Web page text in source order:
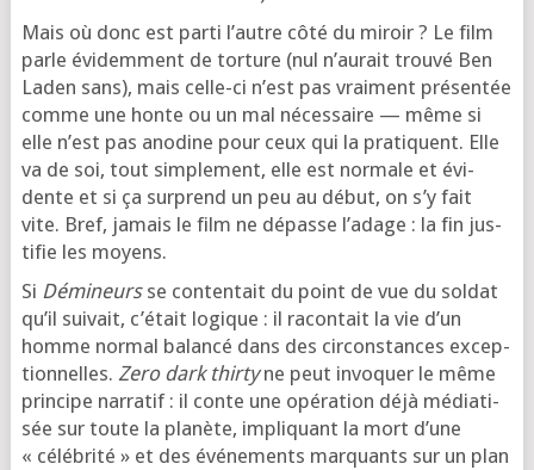
Mais où donc est par­ti l’autre côté du miroir ? Le film
parle évi­dem­ment de tor­ture (nul n’au­rait trou­vé Ben
Laden sans), mais celle-ci n’est pas vrai­ment pré­sen­tée
comme une honte ou un mal néces­saire — même si
elle n’est pas ano­dine pour ceux qui la pra­tiquent. Elle
va de soi, tout sim­ple­ment, elle est nor­male et évi­
dente et si ça sur­prend un peu au début, on s’y fait
vite. Bref, jamais le film ne dépasse l’a­dage : la fin jus­
ti­fie les moyens.
Si Démineursse conten­tait du point de vue du sol­dat
qu’il sui­vait, c’é­tait logique : il racon­tait la vie d’un
homme nor­mal balan­cé dans des cir­cons­tances excep­
tion­nelles. Zero dark thir­tyne peut invo­quer le même
prin­cipe nar­ra­tif : il conte une opé­ra­tion déjà média­ti­
sée sur toute la pla­nète, impli­quant la mort d’une
« célé­bri­té » et des évé­ne­ments mar­quants sur un plan